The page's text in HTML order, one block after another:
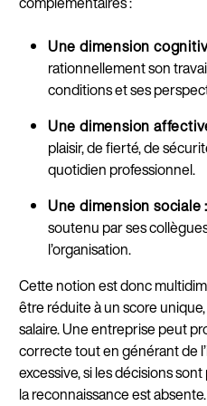
Une dimension
rationnellement son
conditions et ses
Une dimension
plaisir, de fierté, de
quotidien professionnel.
Une dimension sociale :
soutenu par ses
l’organisation.
Cette notion est donc
être réduite à un score
salaire. Une entreprise peut
correcte tout en générant de
excessive, si les décisions
la reconnaissance est absente.